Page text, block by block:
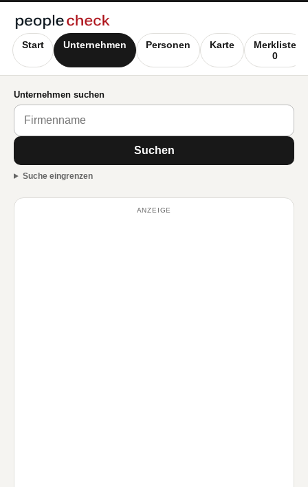
Start Unternehmen Personen Karte
Merkliste
0
Unternehmen suchen
Suchen
Suche eingrenzen
ANZEIGE